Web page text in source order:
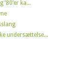
’80’er ka...
undersættelse...